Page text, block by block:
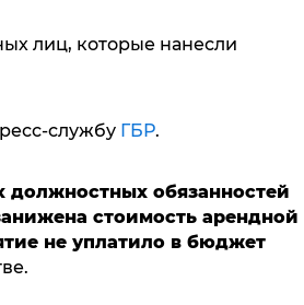
лиц, которые нанесли
службу ГБР.
обязанностей
стоимость арендной
не уплатило в бюджет